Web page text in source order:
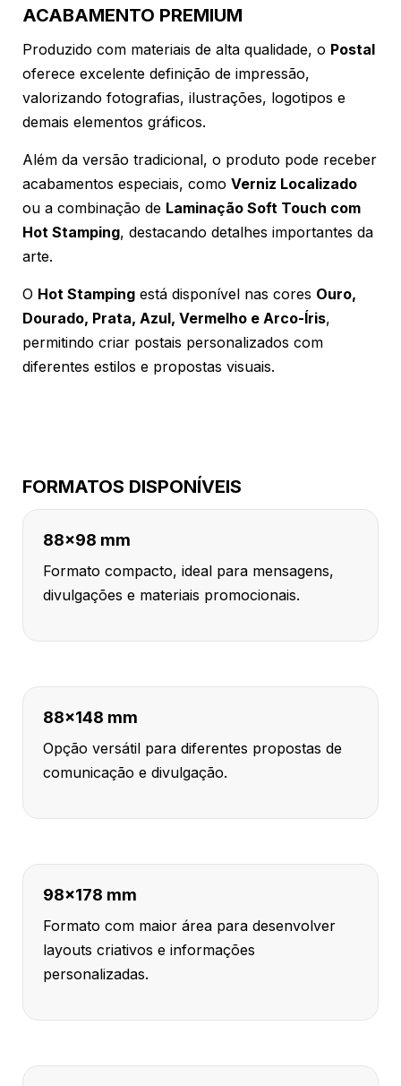
ACABAMENTO PREMIUM
Produzido com materiais de alta qualidade, o Postal
oferece excelente definição de impressão,
valorizando fotografias, ilustrações, logotipos e
demais elementos gráficos.
Além da versão tradicional, o produto pode receber
acabamentos especiais, como Verniz Localizado
ou a combinação de Laminação Soft Touch com
Hot Stamping, destacando detalhes importantes da
arte.
O Hot Stamping está disponível nas cores Ouro,
Dourado, Prata, Azul, Vermelho e Arco-Íris,
permitindo criar postais personalizados com
diferentes estilos e propostas visuais.
FORMATOS DISPONÍVEIS
88x98 mm
Formato compacto, ideal para mensagens,
divulgações e materiais promocionais.
88x148 mm
Opção versátil para diferentes propostas de
comunicação e divulgação.
98x178 mm
Formato com maior área para desenvolver
layouts criativos e informações
personalizadas.